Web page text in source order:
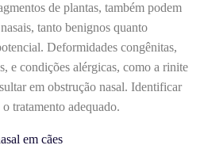
de plantas, também podem
tanto benignos quanto
Deformidades congênitas,
e condições alérgicas, como a rinite
em obstrução nasal. Identificar
tratamento adequado.
em cães